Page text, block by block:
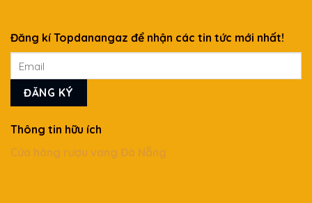
Đăng kí Topdanangaz để nhận các tin tức mới nhất!
Thông tin hữu ích
Cửa hàng rượu vang Đà Nẵng